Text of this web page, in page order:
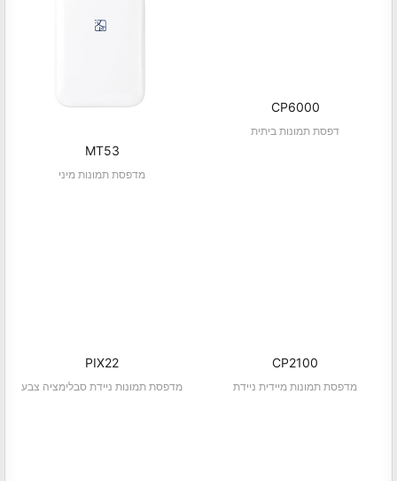
MT53
מדפסת תמונות מיני
CP6000
דפסת תמונות ביתית
PIX22
מדפסת תמונות ניידת סבלימציה צבע
CP2100
מדפסת תמונות מיידית ניידת